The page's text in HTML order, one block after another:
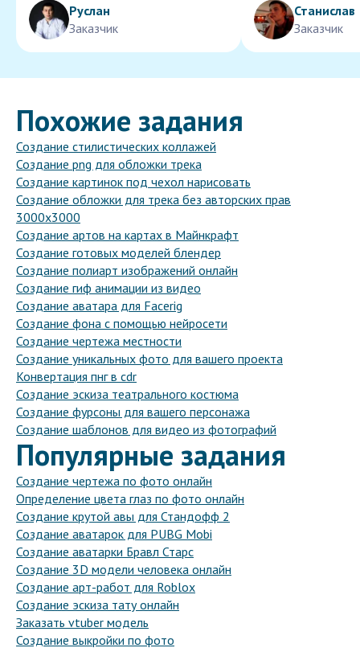
Руслан
Заказчик
Станислав
Заказчик
Похожие задания
Создание стилистических коллажей
Создание png для обложки трека
Создание картинок под чехол нарисовать
Создание обложки для трека без авторских прав
3000x3000
Создание артов на картах в Майнкрафт
Создание готовых моделей блендер
Создание полиарт изображений онлайн
Создание гиф анимации из видео
Создание аватара для Facerig
Создание фона с помощью нейросети
Создание чертежа местности
Создание уникальных фото для вашего проекта
Конвертация пнг в cdr
Создание эскиза театрального костюма
Создание фурсоны для вашего персонажа
Создание шаблонов для видео из фотографий
Популярные задания
Создание чертежа по фото онлайн
Определение цвета глаз по фото онлайн
Создание крутой авы для Стандофф 2
Создание аватарок для PUBG Mobi
Создание аватарки Бравл Старс
Создание 3D модели человека онлайн
Создание арт-работ для Roblox
Создание эскиза тату онлайн
Заказать vtuber модель
Создание выкройки по фото